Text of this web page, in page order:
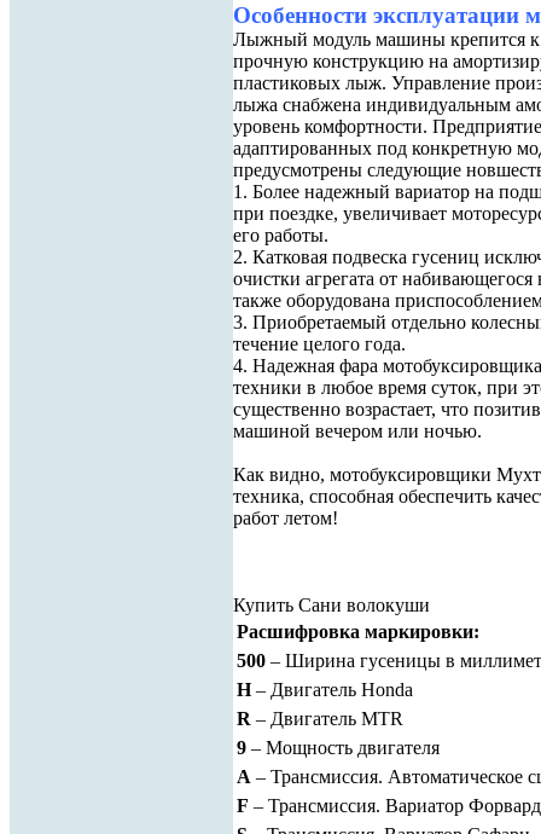
Особенности эксплуатации
Лыжный модуль машины крепится к
прочную конструкцию на
пластиковых лыж. Управление
лыжа снабжена индивидуальным
уровень комфортности.
адаптированных под конкретную
предусмотрены следующие
1. Более надежный вариатор на
при поездке, увеличивает
его работы.
2. Катковая подвеска гусениц
очистки агрегата от
также оборудована
3. Приобретаемый отдельно
течение целого года.
4. Надежная фара
техники в любое время суток, при
существенно возрастает, что
машиной вечером или ночью.
Как видно, мотобуксировщики
техника, способная обеспечить
работ летом!
Купить Сани волокуши
Расшифровка маркировки:
500 – Ширина гусеницы в
H– Двигатель Honda
R – Двигатель MTR
9 – Мощность двигателя
A – Трансмиссия. Автоматическое
F – Трансмиссия. Вариатор Форвард